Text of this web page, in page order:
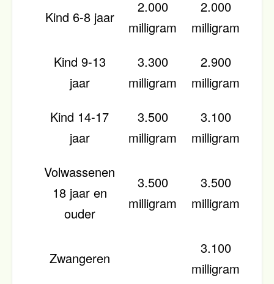
Kind 6-8 jaar
2.000
milligram
2.000
milligram
Kind 9-13
jaar
3.300
milligram
2.900
milligram
Kind 14-17
jaar
3.500
milligram
3.100
milligram
Volwassenen
18 jaar en
ouder
3.500
milligram
3.500
milligram
Zwangeren
3.100
milligram